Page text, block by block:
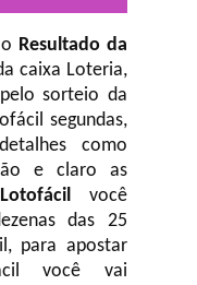
Resultado da
caixa Loteria,
sorteio da
segundas,
como
e claro as
Lotofácil você
das 25
para apostar
você vai